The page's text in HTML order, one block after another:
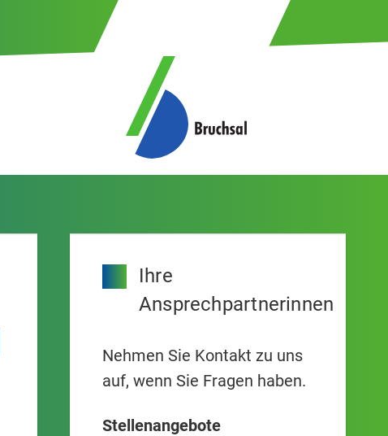
Ihre
Ansprechpartnerinnen
Nehmen Sie Kontakt zu uns
auf, wenn Sie Fragen haben.
Stellenangebote